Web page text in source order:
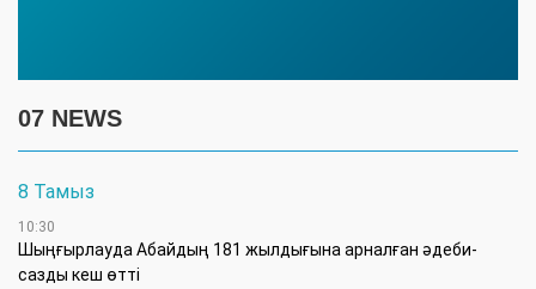
07 NEWS
8 Тамыз
10:30
Шыңғырлауда Абайдың 181 жылдығына арналған әдеби-
сазды кеш өтті